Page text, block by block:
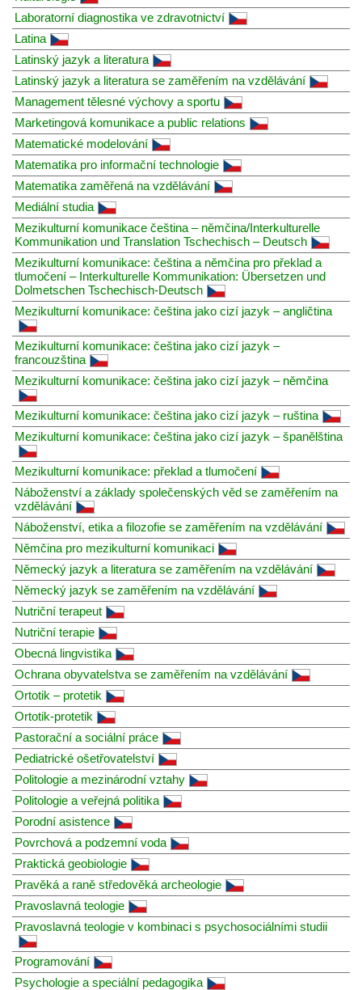
Laboratorní diagnostika ve zdravotnictví
Latina
Latinský jazyk a literatura
Latinský jazyk a literatura se zaměřením na vzdělávání
Management tělesné výchovy a sportu
Marketingová komunikace a public relations
Matematické modelování
Matematika pro informační technologie
Matematika zaměřená na vzdělávání
Mediální studia
Mezikulturní komunikace čeština – němčina/Interkulturelle
Kommunikation und Translation Tschechisch – Deutsch
Mezikulturní komunikace: čeština a němčina pro překlad a
tlumočení – Interkulturelle Kommunikation: Übersetzen und
Dolmetschen Tschechisch-Deutsch
Mezikulturní komunikace: čeština jako cizí jazyk – angličtina
Mezikulturní komunikace: čeština jako cizí jazyk –
francouzština
Mezikulturní komunikace: čeština jako cizí jazyk – němčina
Mezikulturní komunikace: čeština jako cizí jazyk – ruština
Mezikulturní komunikace: čeština jako cizí jazyk – španělština
Mezikulturní komunikace: překlad a tlumočení
Náboženství a základy společenských věd se zaměřením na
vzdělávání
Náboženství, etika a filozofie se zaměřením na vzdělávání
Němčina pro mezikulturní komunikaci
Německý jazyk a literatura se zaměřením na vzdělávání
Německý jazyk se zaměřením na vzdělávání
Nutriční terapeut
Nutriční terapie
Obecná lingvistika
Ochrana obyvatelstva se zaměřením na vzdělávání
Ortotik – protetik
Ortotik-protetik
Pastorační a sociální práce
Pediatrické ošetřovatelství
Politologie a mezinárodní vztahy
Politologie a veřejná politika
Porodní asistence
Povrchová a podzemní voda
Praktická geobiologie
Pravěká a raně středověká archeologie
Pravoslavná teologie
Pravoslavná teologie v kombinaci s psychosociálními studii
Programování
Psychologie a speciální pedagogika